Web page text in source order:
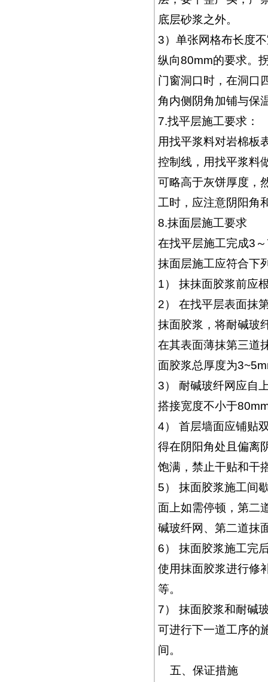
底层砂浆之外。
3）单张网格布长度
纵向80mm的要求。
门窗洞口时，在洞口
角内侧阴角加铺与保
7.找平层施工要求：
用找平浆料对岩棉板
控制线，用找平浆料
可略高于灰饼厚度，
工时，应注意阴阳角
8.抹面层施工要求
在找平层施工完成3
抹面层施工应符合下
1） 抹抹面胶浆前应
2） 在找平层表面抹
抹面胶浆，将耐碱玻
在其表面薄抹第三道
面胶浆总厚度为
3） 耐碱玻纤网应自
搭接宽度不小于
4） 首层墙面应铺贴
得在阴阳角处且偏离
饱满，禁止干贴和干
5） 抹面胶浆施工间
面上如需停顿，第二
碱玻纤网、第二道抹
6） 抹面胶浆施工完
使用抹面胶浆进行修
等。
7） 抹面胶浆和耐碱
可进行下一道工序的
间。
五、保证措施